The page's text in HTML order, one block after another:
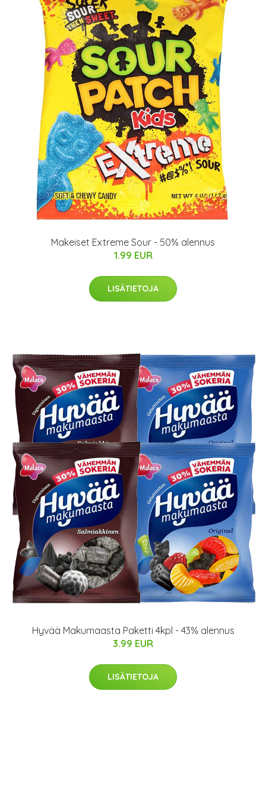
Makeiset Extreme Sour - 50% alennus
1.99 EUR
LISÄTIETOJA
Hyvää Makumaasta Paketti 4kpl - 43% alennus
3.99 EUR
LISÄTIETOJA